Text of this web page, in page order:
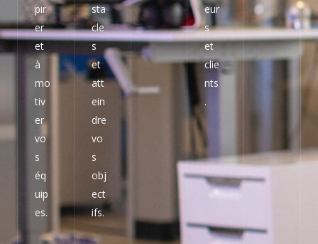
pir
er
et
à
mo
tiv
er
vo
s
éq
uip
es.
sta
cle
s
et
att
ein
dre
vo
s
obj
ect
ifs.
eur
s
et
clie
nts
.